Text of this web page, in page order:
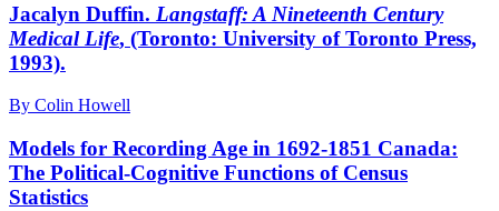
Jacalyn Duffin. Langstaff: A Nineteenth Century
Medical Life, (Toronto: University of Toronto Press,
1993).
By Colin Howell
Models for Recording Age in 1692-1851 Canada:
The Political-Cognitive Functions of Census
Statistics